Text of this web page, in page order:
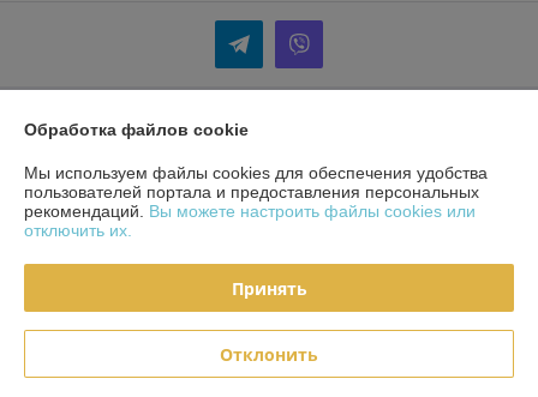
Информация для покупателя
Индивидуальный предприниматель:ИП Кудинов Андрей
Александрович
Беларусь, Гомельская обл., Гомельский р-н.
комитет
Дата регистрации компании: 30.11.2018
Обработка файлов cookie
Мы используем файлы cookies для обеспечения удобства
пользователей портала и предоставления персональных
рекомендаций. Вы можете настроить файлы cookies или
отключить их.
Принять
Отклонить